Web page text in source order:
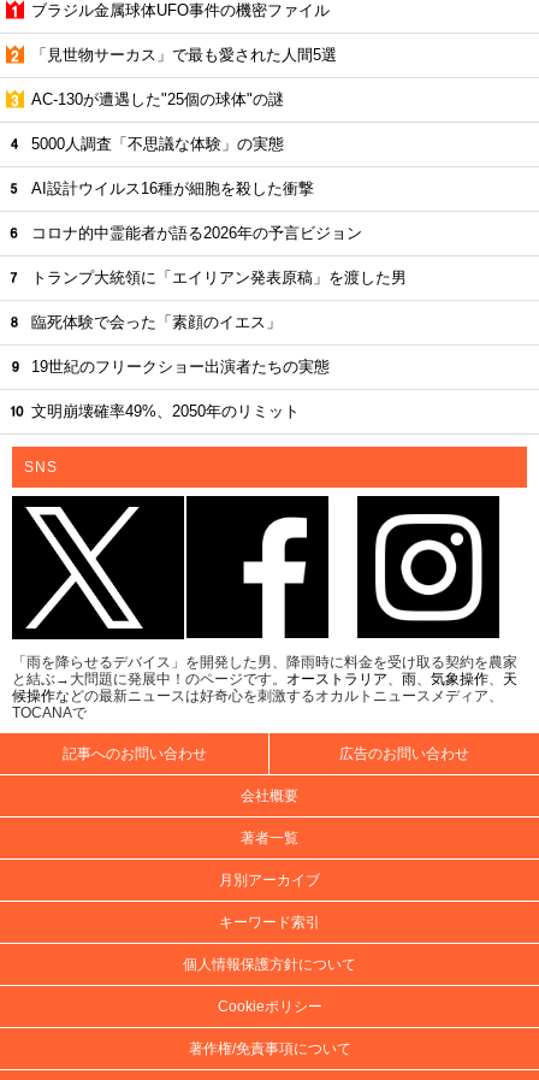
ブラジル金属球体UFO事件の機密ファイル
「見世物サーカス」で最も愛された人間5選
AC-130が遭遇した"25個の球体"の謎
5000人調査「不思議な体験」の実態
AI設計ウイルス16種が細胞を殺した衝撃
コロナ的中霊能者が語る2026年の予言ビジョン
トランプ大統領に「エイリアン発表原稿」を渡した男
臨死体験で会った「素顔のイエス」
19世紀のフリークショー出演者たちの実態
文明崩壊確率49%、2050年のリミット
SNS
「雨を降らせるデバイス」を開発した男、降雨時に料金を受け取る契約を農家
と結ぶ→大問題に発展中！のページです。 オーストラリア、 雨、 気象操作、 天
候操作などの最新ニュースは好奇心を刺激するオカルトニュースメディア、
TOCANAで
記事へのお問い合わせ 広告のお問い合わせ
会社概要
著者一覧
月別アーカイブ
キーワード索引
個人情報保護方針について
Cookieポリシー
著作権/免責事項について